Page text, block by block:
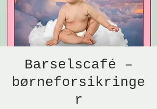
Barselscafé –
børneforsikringe
r